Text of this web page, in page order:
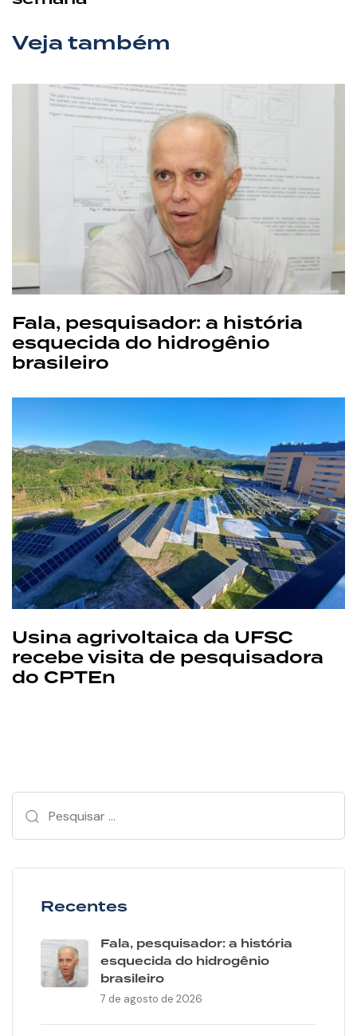
Veja também
Fala, pesquisador: a história
esquecida do hidrogênio
brasileiro
Usina agrivoltaica da UFSC
recebe visita de pesquisadora
do CPTEn
Recentes
Fala, pesquisador: a história
esquecida do hidrogênio
brasileiro
7 de agosto de 2026